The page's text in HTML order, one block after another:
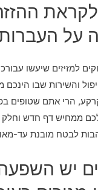
על
למזיזים שיעשו
והשירות שבו הינכם
הרי אתם שטופים
ממחיש דף חדש וחלק
לבטח מובנת עד-
יש